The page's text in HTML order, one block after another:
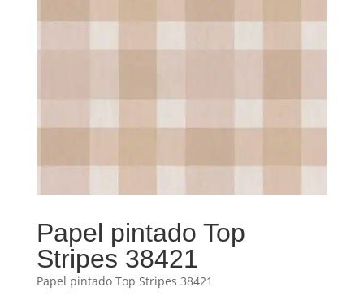
Papel pintado Top
Stripes 38421
Papel pintado Top Stripes 38421